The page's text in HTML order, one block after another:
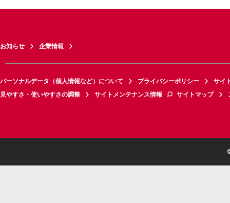
お知らせ 企業情報
パーソナルデータ（個人情報など）について プライバシーポリシー
サイ
見やすさ・使いやすさの調整
サイトメンテナンス情報 サイトマップ